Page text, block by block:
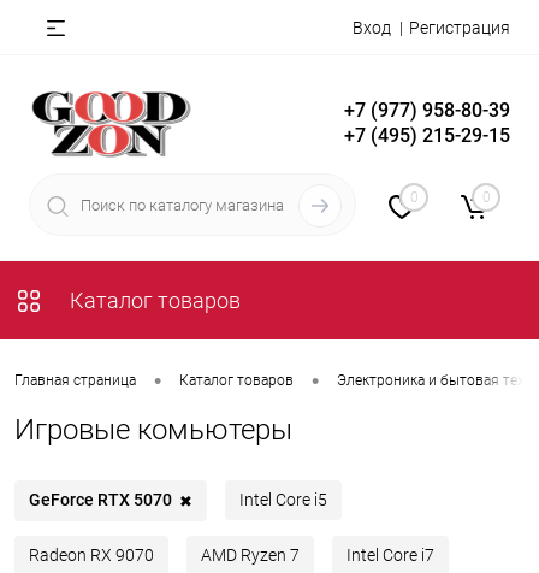
Вход Регистрация
+7 (977) 958-80-39
+7 (495) 215-29-15
0 0
Каталог товаров
Главная страница • Каталог товаров • Электроника и бытовая
Игровые комьютеры
GeForce RTX 5070 ✖ Intel Core i5
Radeon RX 9070 AMD Ryzen 7 Intel Core i7